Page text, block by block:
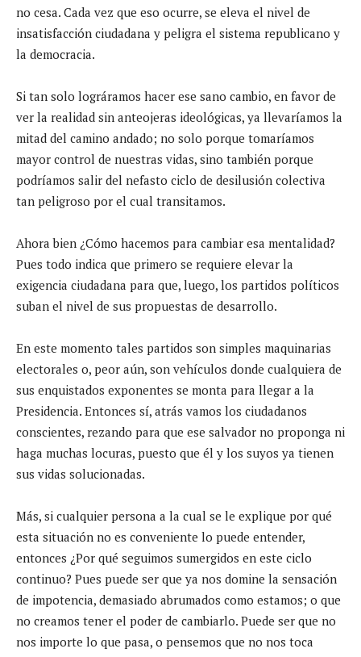
no cesa. Cada vez que eso ocurre, se eleva el nivel de
insatisfacción ciudadana y peligra el sistema republicano y
la democracia.
Si tan solo lográramos hacer ese sano cambio, en favor de
ver la realidad sin anteojeras ideológicas, ya llevaríamos la
mitad del camino andado; no solo porque tomaríamos
mayor control de nuestras vidas, sino también porque
podríamos salir del nefasto ciclo de desilusión colectiva
tan peligroso por el cual transitamos.
Ahora bien ¿Cómo hacemos para cambiar esa mentalidad?
Pues todo indica que primero se requiere elevar la
exigencia ciudadana para que, luego, los partidos políticos
suban el nivel de sus propuestas de desarrollo.
En este momento tales partidos son simples maquinarias
electorales o, peor aún, son vehículos donde cualquiera de
sus enquistados exponentes se monta para llegar a la
Presidencia. Entonces sí, atrás vamos los ciudadanos
conscientes, rezando para que ese salvador no proponga ni
haga muchas locuras, puesto que él y los suyos ya tienen
sus vidas solucionadas.
Más, si cualquier persona a la cual se le explique por qué
esta situación no es conveniente lo puede entender,
entonces ¿Por qué seguimos sumergidos en este ciclo
continuo? Pues puede ser que ya nos domine la sensación
de impotencia, demasiado abrumados como estamos; o que
no creamos tener el poder de cambiarlo. Puede ser que no
nos importe lo que pasa, o pensemos que no nos toca